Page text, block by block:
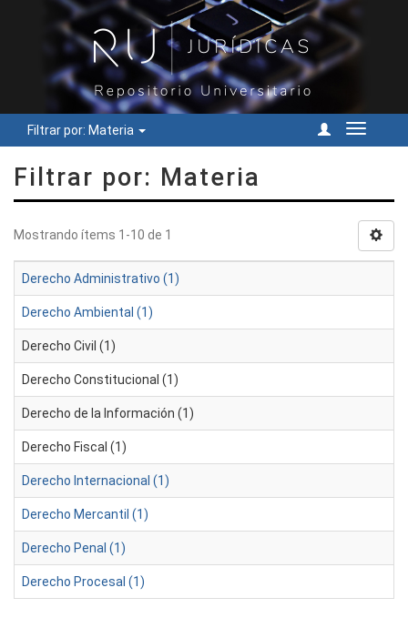
Filtrar por: Materia
Cambiar
Filtrar por: Materia
Mostrando ítems 1-10 de 1
Derecho Administrativo (1)
Derecho Ambiental (1)
Derecho Civil (1)
Derecho Constitucional (1)
Derecho de la Información (1)
Derecho Fiscal (1)
Derecho Internacional (1)
Derecho Mercantil (1)
Derecho Penal (1)
Derecho Procesal (1)